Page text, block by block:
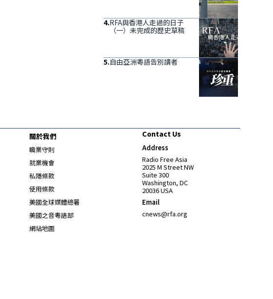
4.RFA與香港人走過的日子
（一）未完成的歷史草稿
5.自由亞洲粵語告別讀者
關於我們
職業守則
就業機會
私隱條款
使用條款
美國全球媒體總署 Opens in new window
美國之音粵語部Opens in new window
網站地圖Opens in new window
Contact Us
Address
Radio Free Asia
2025 M Street NW
Suite 300
Washington, DC
20036 USA
Email
cnews@rfa.org